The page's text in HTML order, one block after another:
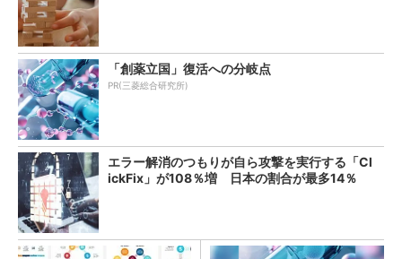
「創薬立国」復活への分岐点
PR(三菱総合研究所)
エラー解消のつもりが自ら攻撃を実行する「Cl
ickFix」が108％増 日本の割合が最多14％